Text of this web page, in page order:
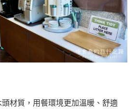
材質，用餐環境更加溫暖、舒適